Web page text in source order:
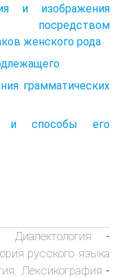
и изображения
посредством
женского рода
грамматических
и способы его
Диалектология -
русского языка
Лексикография -